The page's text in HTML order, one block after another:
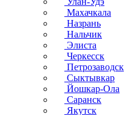
Махачкала
Назрань
Нальчик
Элиста
Черкесск
Петрозаводск
Сыктывкар
Йошкар-Ола
Саранск
Якутск